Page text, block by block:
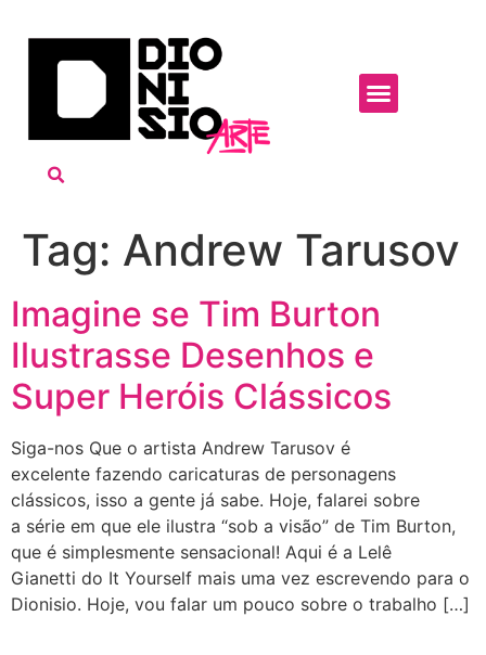
Tag: Andrew Tarusov
Imagine se Tim Burton
Ilustrasse Desenhos e
Super Heróis Clássicos
Siga-nos Que o artista Andrew Tarusov é
excelente fazendo caricaturas de personagens
clássicos, isso a gente já sabe. Hoje, falarei sobre
a série em que ele ilustra “sob a visão” de Tim Burton,
que é simplesmente sensacional! Aqui é a Lelê
Gianetti do It Yourself mais uma vez escrevendo para o
Dionisio. Hoje, vou falar um pouco sobre o trabalho […]